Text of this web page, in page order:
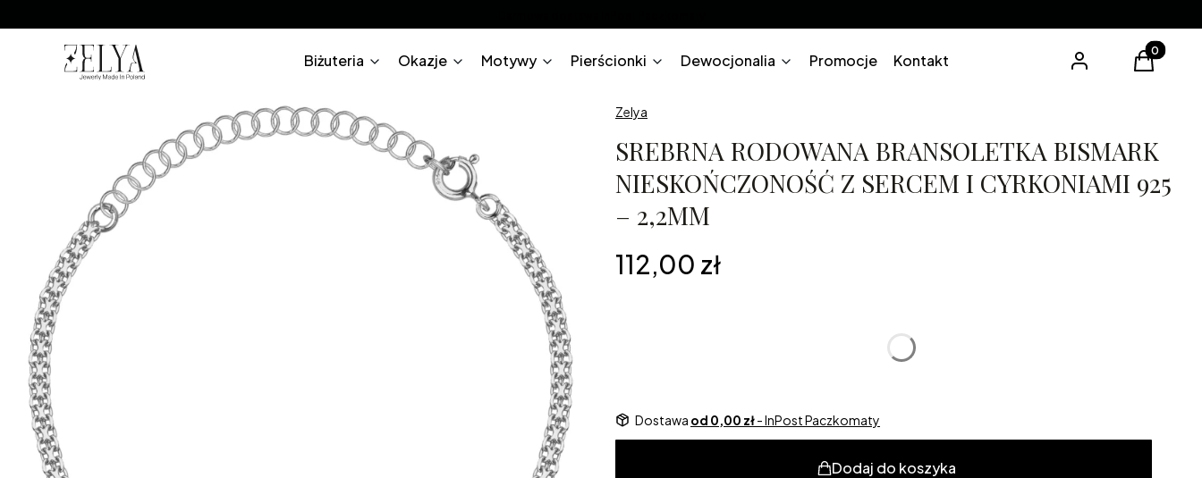
Biżuteria Okazje Motywy Pierścionki Dewocjonalia Promocje Kontakt Zaloguj się
Produkty
Koszyk
Zelya
SREBRNA RODOWANA BRANSOLETKA BISMARK
NIESKOŃCZONOŚĆ Z SERCEM I CYRKONIAMI 925
– 2,2MM
Cena
112,00 zł
Dostawa od 0,00 zł- InPost Paczkomaty
Dodaj do koszyka